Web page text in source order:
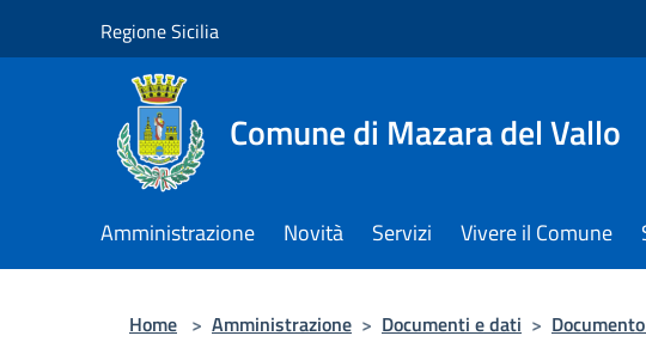
Regione Sicilia
Comune di Mazara del Vallo
Amministrazione Novità Servizi Vivere il Comune
Home > Amministrazione > Documenti e dati >